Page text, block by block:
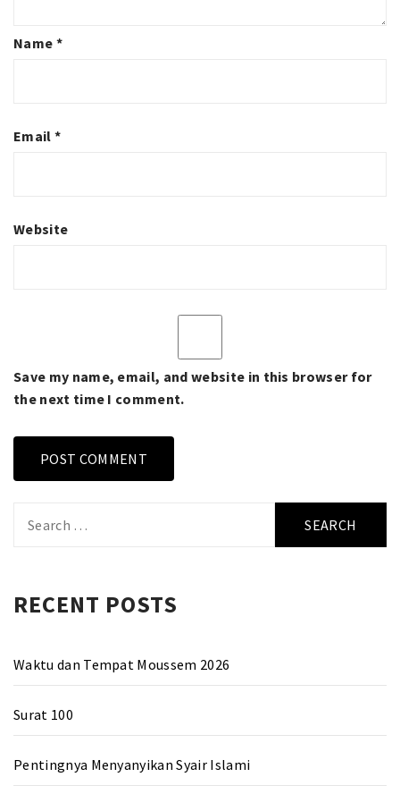
Name *
Email *
Website
Save my name, email, and website in this browser for
the next time I comment.
for:
RECENT POSTS
Waktu dan Tempat Moussem 2026
Surat 100
Pentingnya Menyanyikan Syair Islami